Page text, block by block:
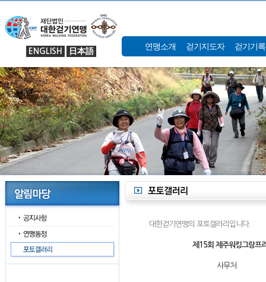
ENGLISH 日本語 연맹소개 걷기지도자 걷기기
대한걷기연맹의 포토갤러리입니다.
제15회 제주워킹그랑프
사무처